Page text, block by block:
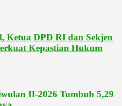
Ketua DPD RI dan Sekjen
Kepastian Hukum
II-2026 Tumbuh 5,29